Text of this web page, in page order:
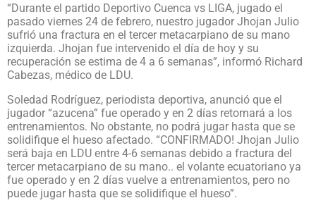
“Durante el partido Deportivo Cuenca vs LIGA, jugado el
pasado viernes 24 de febrero, nuestro jugador Jhojan Julio
sufrió una fractura en el tercer metacarpiano de su mano
izquierda. Jhojan fue intervenido el día de hoy y su
recuperación se estima de 4 a 6 semanas”, informó Richard
Cabezas, médico de LDU.
Soledad Rodríguez, periodista deportiva, anunció que el
jugador “azucena” fue operado y en 2 días retornará a los
entrenamientos. No obstante, no podrá jugar hasta que se
solidifique el hueso afectado. “CONFIRMADO! Jhojan Julio
será baja en LDU entre 4-6 semanas debido a fractura del
tercer metacarpiano de su mano.. el volante ecuatoriano ya
fue operado y en 2 días vuelve a entrenamientos, pero no
puede jugar hasta que se solidifique el hueso”.